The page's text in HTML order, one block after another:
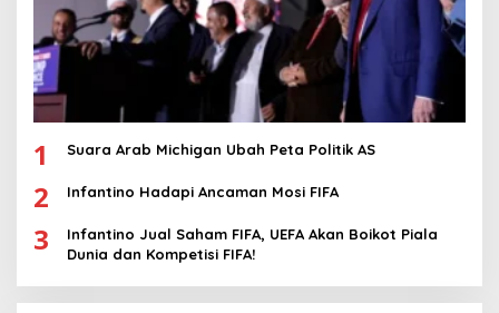
1 Suara Arab Michigan Ubah Peta Politik AS
2 Infantino Hadapi Ancaman Mosi FIFA
3
Infantino Jual Saham FIFA, UEFA Akan Boikot Piala
Dunia dan Kompetisi FIFA!